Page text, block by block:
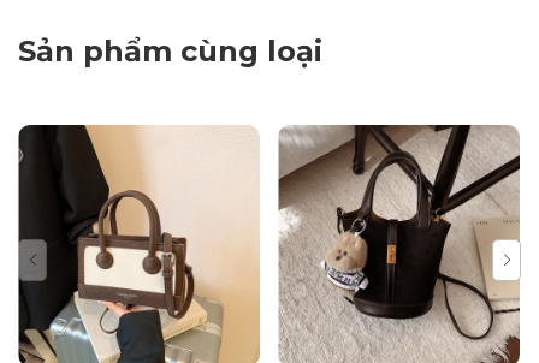
Sản phẩm cùng loại